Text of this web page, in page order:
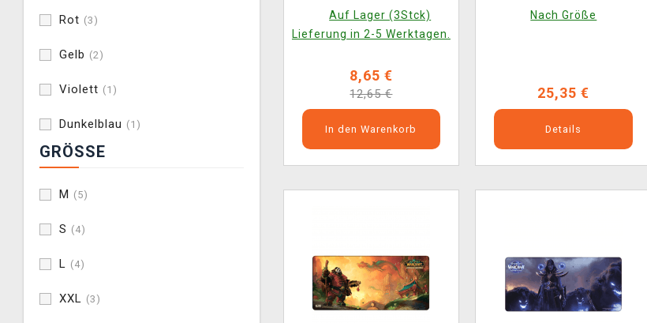
Rot (3)
Gelb (2)
Violett (1)
Dunkelblau (1)
GRÖSSE
M (5)
S (4)
L (4)
XXL (3)
Auf Lager (3Stck)
Lieferung in 2-5 Werktagen.
8,65 €
12,65 €
In den Warenkorb
Nach Größe
25,35 €
Details